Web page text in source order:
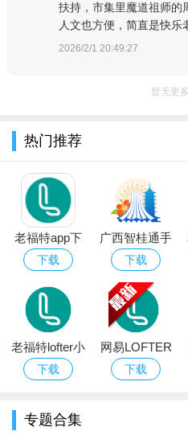
扶持，市集里魔道祖师的
人文也方便，简直是快乐
2026/2/1 20:49:27
暂无更
热门推荐
老福特app下
载安装免费正
下载
广西智桂通手
机客户端
下载
老福特lofter小
说官方下载最
下载
网易LOFTER
老福特app官
下载
专题合集